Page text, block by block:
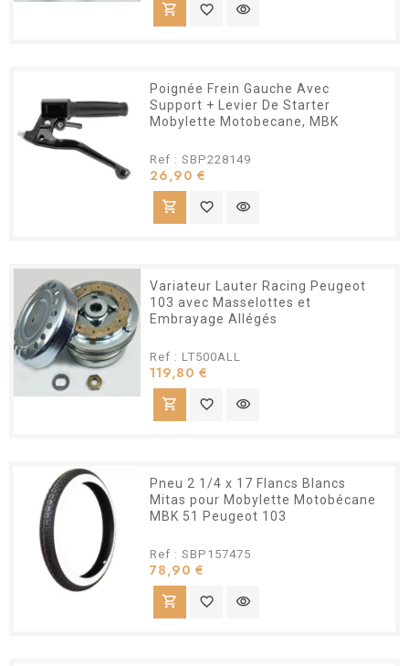
shopping_cart favorite_border visibility
Poignée Frein Gauche Avec
Support + Levier De Starter
Mobylette Motobecane, MBK
Ref : SBP228149
26,90 €
shopping_cart favorite_border visibility
Variateur Lauter Racing Peugeot
103 avec Masselottes et
Embrayage Allégés
Ref : LT500ALL
119,80 €
shopping_cart favorite_border visibility
Pneu 2 1/4 x 17 Flancs Blancs
Mitas pour Mobylette Motobécane
MBK 51 Peugeot 103
Ref : SBP157475
78,90 €
shopping_cart favorite_border visibility